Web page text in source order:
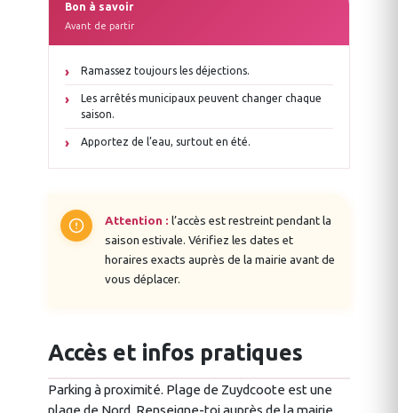
Bon à savoir
Avant de partir
Ramassez toujours les déjections.
Les arrêtés municipaux peuvent changer chaque
saison.
Apportez de l’eau, surtout en été.
Attention : l’accès est restreint pendant la
saison estivale. Vérifiez les dates et
horaires exacts auprès de la mairie avant de
vous déplacer.
Accès et infos pratiques
Parking à proximité. Plage de Zuydcoote est une